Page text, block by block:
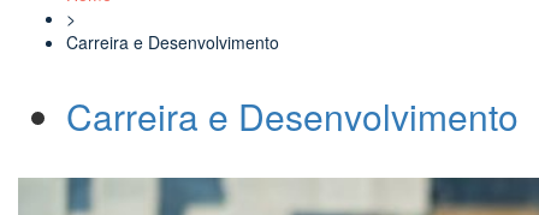
>
Carreira e Desenvolvimento
Carreira e Desenvolvimento